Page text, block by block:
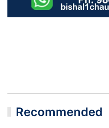
Recommended